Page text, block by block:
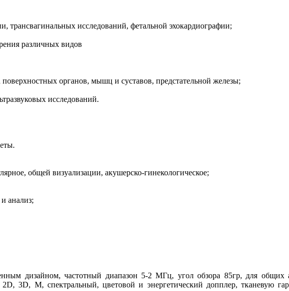
трансвагинальных исследований, фетальной эхокардиографии;
различных видов
органов, мышц и суставов, предстательной железы;
исследований.
общей визуализации, акушерско-гинекологическое;
анализ;
дизайном, частотный диапазон 5-2 МГц, угол обзора 85гр, для общих
3D, M, спектральный, цветовой и энергетический допплер, тканевую